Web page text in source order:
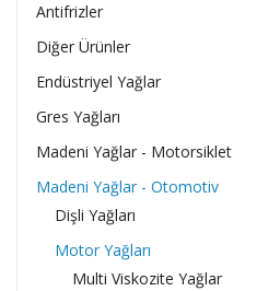
Antifrizler
Diğer Ürünler
Endüstriyel Yağlar
Gres Yağları
Madeni Yağlar - Motorsiklet
Madeni Yağlar - Otomotiv
Dişli Yağları
Motor Yağları
Multi Viskozite Yağlar